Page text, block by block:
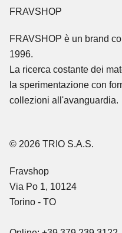
FRAVSHOP
FRAVSHOP è un brand
1996.
La ricerca costante dei
la sperimentazione con
collezioni all'avanguardia.
© 2026 TRIO S.A.S.
Fravshop
Via Po 1, 10124
Torino - TO